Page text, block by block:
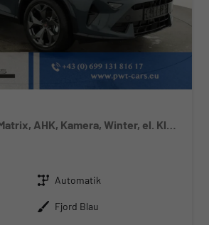
Getriebe Automatik
Außenfarbe Fjord Blau